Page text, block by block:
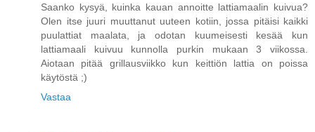
Saanko kysyä, kuinka kauan annoitte lattiamaalin kuivua?
Olen itse juuri muuttanut uuteen kotiin, jossa pitäisi kaikki
puulattiat maalata, ja odotan kuumeisesti kesää kun
lattiamaali kuivuu kunnolla purkin mukaan 3 viikossa.
Aiotaan pitää grillausviikko kun keittiön lattia on poissa
käytöstä ;)
Vastaa